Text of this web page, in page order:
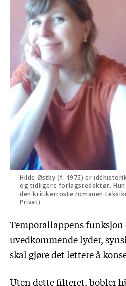
Hilde Østby (f. 1975) er
og tidligere forlagsredaktør.
den kritikerroste romanen
Privat)
Temporallappens funksjon
uvedkommende lyder,
skal gjøre det lettere å
Uten dette filteret, bobler